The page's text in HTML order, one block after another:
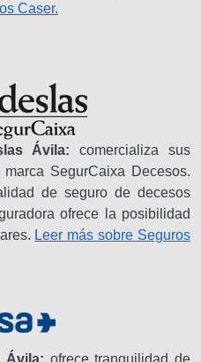
Caser.
Ávila: comercializa sus
SegurCaixa Decesos.
de seguro de decesos
ofrece la posibilidad
Leer más sobre Seguros
Ávila: ofrece tranquilidad de